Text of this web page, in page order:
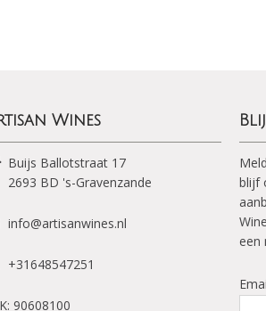
Wines
Buijs Ballotstraat 17
2693 BD 's-Gravenzande
info@artisanwines.nl
+31648547251
90608100
blijf
een